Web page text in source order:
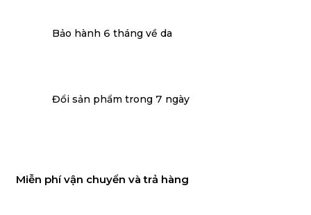
Miễn phí vận chuyển và trả hàng
Bảo hành 6 tháng về da
Đổi sản phẩm trong 7 ngày